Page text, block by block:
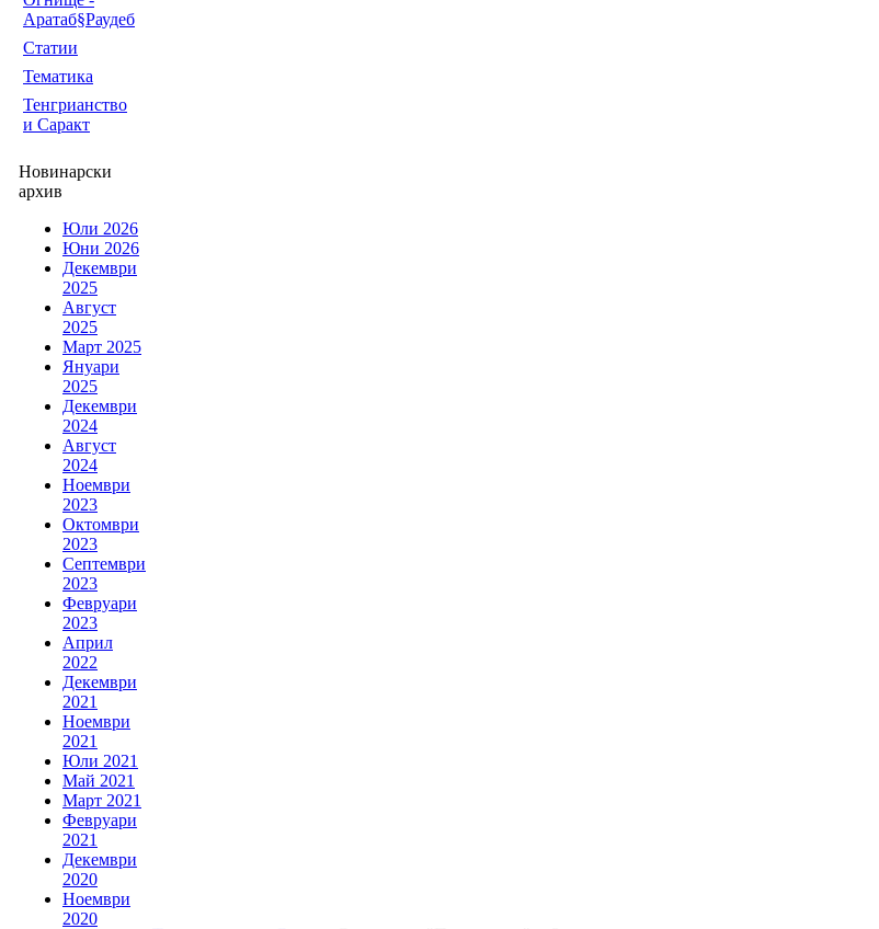
Аратаб§Раудеб
Статии
Тематика
Тенгрианство
и Саракт
Новинарски
архив
Юли 2026
Юни 2026
Декември
2025
Август
2025
Март 2025
Януари
2025
Декември
2024
Август
2024
Ноември
2023
Октомври
2023
Септември
2023
Февруари
2023
Април
2022
Декември
2021
Ноември
2021
Юли 2021
Май 2021
Март 2021
Февруари
2021
Декември
2020
Ноември
2020